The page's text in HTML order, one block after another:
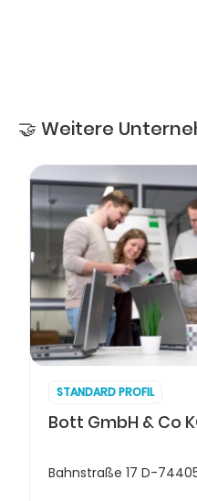
🤝 Weitere
STANDARD PROFIL
Bott GmbH & Co
Bahnstraße 17 D-